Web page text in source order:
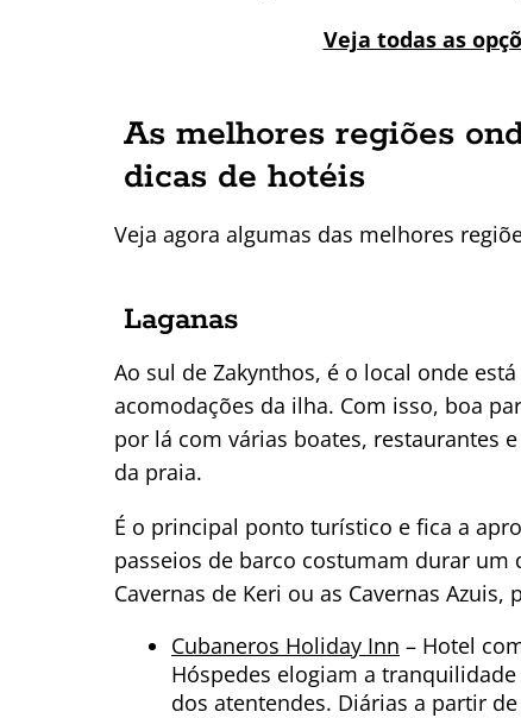
Veja todas as
As melhores regiões
dicas de hotéis
Veja agora algumas das melhores
Laganas
Ao sul de Zakynthos, é o local onde
acomodações da ilha. Com isso, boa
por lá com várias boates, restaurantes
da praia.
É o principal ponto turístico e fica a
passeios de barco costumam durar
Cavernas de Keri ou as Cavernas Azuis,
Cubaneros Holiday Inn – Hotel
Hóspedes elogiam a
dos atentendes. Diárias a partir de